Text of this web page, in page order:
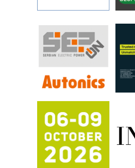
Art Utopia Studio –
RILINEX kompanije Rittal
FANUC: Najbolje za
automatizaciju
Efikasno upravljanje
Automatizacija
Proizvodnja iC7 Hybrid
mrežnog pretvarača sa
hlađenjem
Potpuna efikasnost bez
sistema